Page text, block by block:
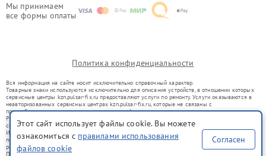
Мы принимаем
все формы оплаты
Политика конфиденциальности
Вся информация на сайте носит исключительно справочный характер.
Товарные знаки используются исключительно для описания устройств, в отношении которых
сервисные центры kzn.pulsar-fix.ru предоставляют услуги по ремонту. Услуги оказываются в
неавторизованных сервисных центрах kzn.pulsar-fix.ru, которые не связаны с
правообладателями товарных знаков или их официальными представителями.
Ремонт осуществляется для устройств, уже введенных в гражданский оборот в соответствии
со статьей 1487 ГК РФ.
Использование товарных знаков не преследует цели индивидуализации услуг или введения
потребителей в заблуждение, а служит для информирования о предоставляемых услугах по
ремонту техники указанных брендов.
Представленная на сайте информация не является публичной офертой, определяемой
Этот сайт использует файлы cookie. Вы можете
ознакомиться с правилами использования
файлов cookie
Согласен